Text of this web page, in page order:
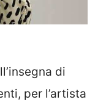
di
per l’artista